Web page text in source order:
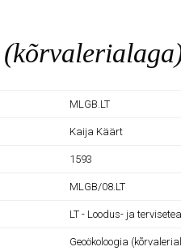
MLGB.LT
Kaija Käärt
1593
MLGB/08.LT
LT - Loodus- ja
Geoökoloogia